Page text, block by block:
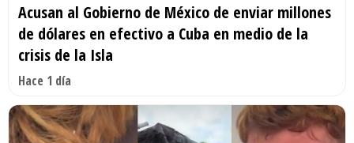
Acusan al Gobierno de México de enviar millones
de dólares en efectivo a Cuba en medio de la
crisis de la Isla
Hace 1 día